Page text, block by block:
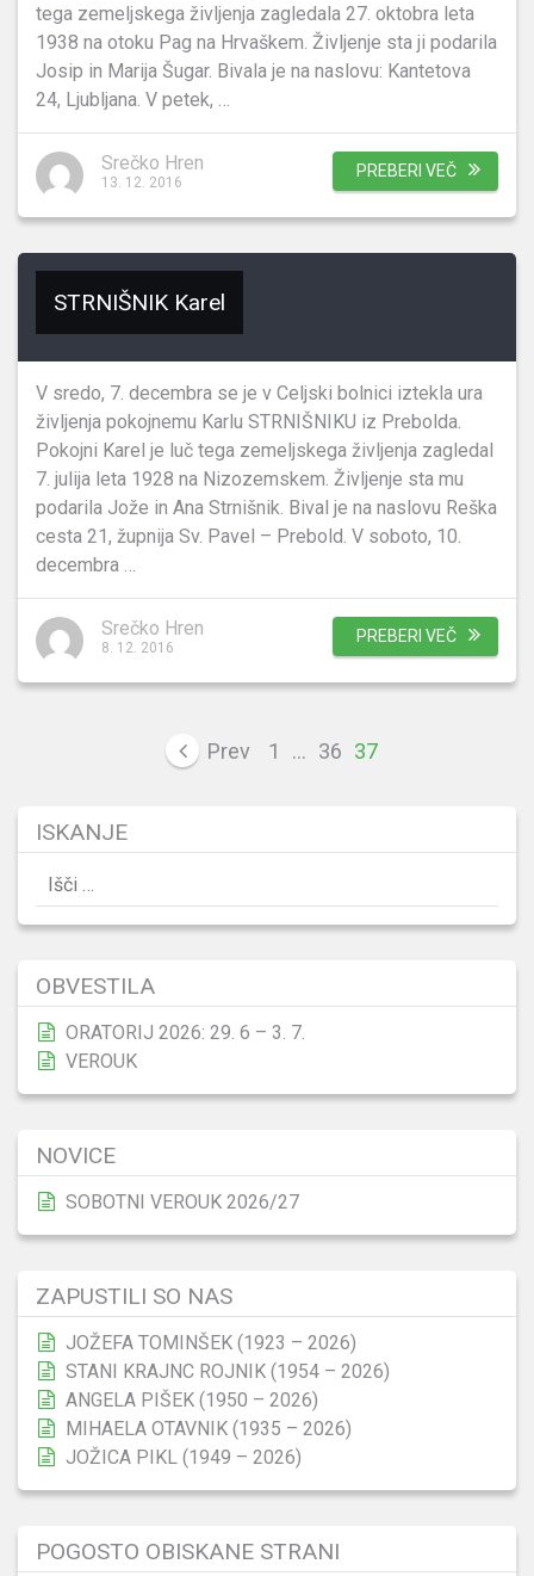
tega zemeljskega življenja zagledala 27. oktobra leta
1938 na otoku Pag na Hrvaškem. Življenje sta ji podarila
Josip in Marija Šugar. Bivala je na naslovu: Kantetova
24, Ljubljana. V petek, …
PREBERI VEČ
Srečko Hren
13. 12. 2016
STRNIŠNIK Karel
V sredo, 7. decembra se je v Celjski bolnici iztekla ura
življenja pokojnemu Karlu STRNIŠNIKU iz Prebolda.
Pokojni Karel je luč tega zemeljskega življenja zagledal
7. julija leta 1928 na Nizozemskem. Življenje sta mu
podarila Jože in Ana Strnišnik. Bival je na naslovu Reška
cesta 21, župnija Sv. Pavel – Prebold. V soboto, 10.
decembra …
PREBERI VEČ
Srečko Hren
8. 12. 2016
Prev 1 … 36 37
ISKANJE
Išči:
OBVESTILA
ORATORIJ 2026: 29. 6 – 3. 7.
VEROUK
NOVICE
SOBOTNI VEROUK 2026/27
ZAPUSTILI SO NAS
JOŽEFA TOMINŠEK (1923 – 2026)
STANI KRAJNC ROJNIK (1954 – 2026)
ANGELA PIŠEK (1950 – 2026)
MIHAELA OTAVNIK (1935 – 2026)
JOŽICA PIKL (1949 – 2026)
POGOSTO OBISKANE STRANI